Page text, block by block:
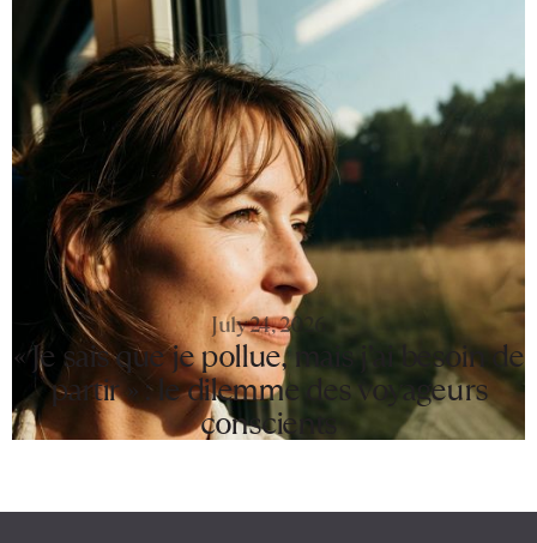
July 24, 2026
« Je sais que je pollue, mais j’ai besoin de
partir » : le dilemme des voyageurs
conscients